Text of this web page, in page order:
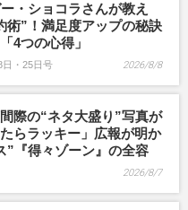
・ショコラさんが教え
術”！満足度アップの秘訣
4つの心得」
日・25日号 2026/8/8
際の“ネタ大盛り”写真が
らラッキー」広報が明か
”『得々ゾーン』の全容
2026/8/7